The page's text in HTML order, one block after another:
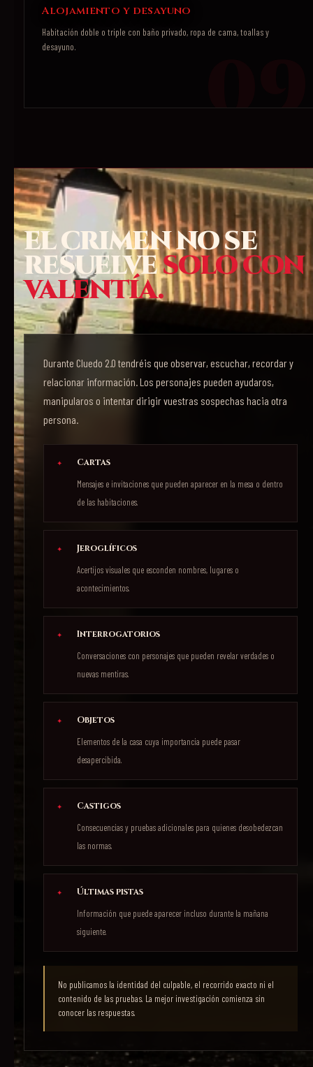
Alojamiento y desayuno
Habitación doble o triple con baño privado, ropa de cama, toallas y
desayuno.
EL CRIMEN NO SE
RESUELVESOLO CON
VALENTÍA.
Durante Cluedo 2.0 tendréis que observar, escuchar, recordar y
relacionar información. Los personajes pueden ayudaros,
manipularos o intentar dirigir vuestras sospechas hacia otra
persona.
Cartas
Mensajes e invitaciones que pueden aparecer en la mesa o dentro
de las habitaciones.
Jeroglíficos
Acertijos visuales que esconden nombres, lugares o
acontecimientos.
Interrogatorios
Conversaciones con personajes que pueden revelar verdades o
nuevas mentiras.
Objetos
Elementos de la casa cuya importancia puede pasar
desapercibida.
Castigos
Consecuencias y pruebas adicionales para quienes desobedezcan
las normas.
Últimas pistas
Información que puede aparecer incluso durante la mañana
siguiente.
No publicamos la identidad del culpable, el recorrido exacto ni el
contenido de las pruebas. La mejor investigación comienza sin
conocer las respuestas.